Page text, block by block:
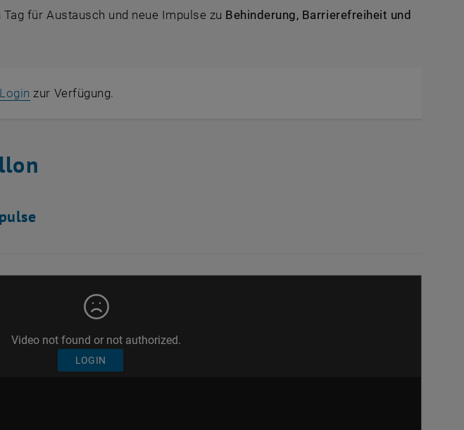
Tag für Austausch und neue Impulse zu Behinderung, Barrierefreiheit und
Login zur Verfügung.